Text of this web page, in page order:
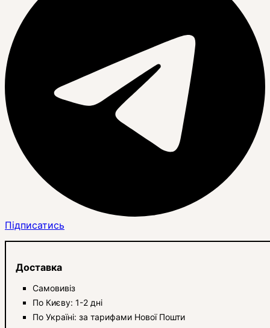
Підписатись
Доставка
Самовивіз
По Києву: 1-2 дні
По Україні: за тарифами Нової Пошти